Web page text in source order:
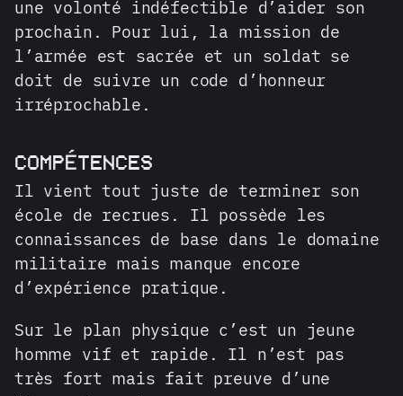
une volonté indéfectible d’aider son
prochain. Pour lui, la mission de
l’armée est sacrée et un soldat se
doit de suivre un code d’honneur
irréprochable.
COMPÉTENCES
Il vient tout juste de terminer son
école de recrues. Il possède les
connaissances de base dans le domaine
militaire mais manque encore
d’expérience pratique.
Sur le plan physique c’est un jeune
homme vif et rapide. Il n’est pas
très fort mais fait preuve d’une